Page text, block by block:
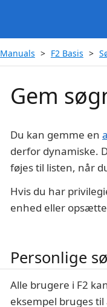
Manuals F2 Basis
Gem
Du kan gemme en
derfor dynamiske.
føjes til listen, når
Hvis du har
enhed eller
Personlige
Alle brugere i F2
eksempel bruges